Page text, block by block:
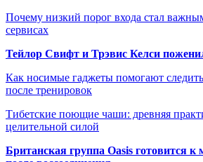
Почему низкий порог входа стал
сервисах
Тейлор Свифт и Трэвис Келси
Как носимые гаджеты помогают
после тренировок
Тибетские поющие чаши: древняя
целительной силой
Британская группа Oasis готовится